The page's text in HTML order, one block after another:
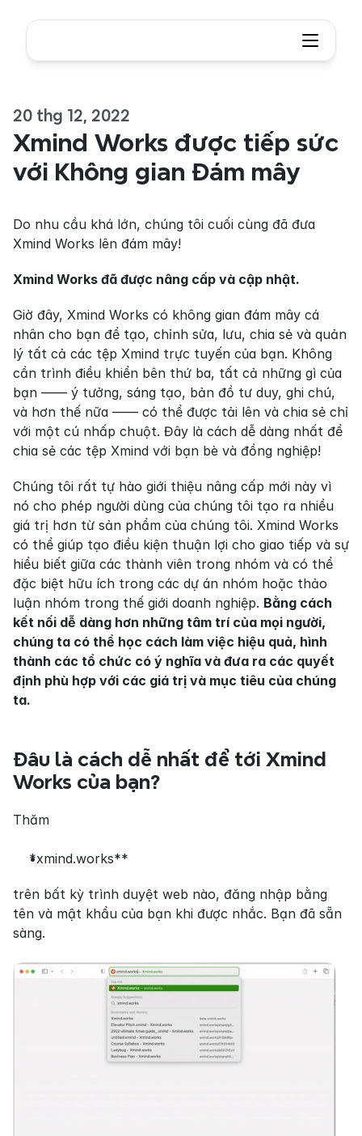
20 thg 12, 2022
Xmind Works được tiếp sức
với Không gian Đám mây
Do nhu cầu khá lớn, chúng tôi cuối cùng đã đưa
Xmind Works lên đám mây!
Xmind Works đã được nâng cấp và cập nhật.
Giờ đây, Xmind Works có không gian đám mây cá
nhân cho bạn để tạo, chỉnh sửa, lưu, chia sẻ và quản
lý tất cả các tệp Xmind trực tuyến của bạn. Không
cần trình điều khiển bên thứ ba, tất cả những gì của
bạn —— ý tưởng, sáng tạo, bản đồ tư duy, ghi chú,
và hơn thế nữa —— có thể được tải lên và chia sẻ chỉ
với một cú nhấp chuột. Đây là cách dễ dàng nhất để
chia sẻ các tệp Xmind với bạn bè và đồng nghiệp!
Chúng tôi rất tự hào giới thiệu nâng cấp mới này vì
nó cho phép người dùng của chúng tôi tạo ra nhiều
giá trị hơn từ sản phẩm của chúng tôi. Xmind Works
có thể giúp tạo điều kiện thuận lợi cho giao tiếp và sự
hiểu biết giữa các thành viên trong nhóm và có thể
đặc biệt hữu ích trong các dự án nhóm hoặc thảo
luận nhóm trong thế giới doanh nghiệp. Bằng cách
kết nối dễ dàng hơn những tâm trí của mọi người,
chúng ta có thể học cách làm việc hiệu quả, hình
thành các tổ chức có ý nghĩa và đưa ra các quyết
định phù hợp với các giá trị và mục tiêu của chúng
ta.
Đâu là cách dễ nhất để tới Xmind
Works của bạn?
Thăm
*xmind.works**
trên bất kỳ trình duyệt web nào, đăng nhập bằng
tên và mật khẩu của bạn khi được nhắc. Bạn đã sẵn
sàng.